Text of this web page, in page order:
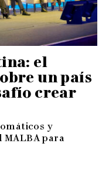
el
un país
crear
y
MALBA para